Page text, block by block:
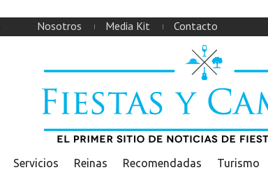
Nosotros Media Kit Contacto
Servicios Reinas Recomendadas Turismo